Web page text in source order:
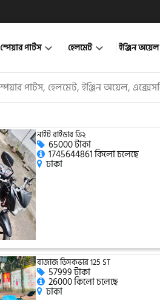
স্পেয়ার পার্টস হেলমেট ইঞ্জিন অয়েল
নাইট রাইডার ভি২
65000 টাকা
1745644861 কিলো চলেছে
ঢাকা
বাজাজ ডিসকভার 125 ST
57999 টাকা
26000 কিলো চলেছে
ঢাকা